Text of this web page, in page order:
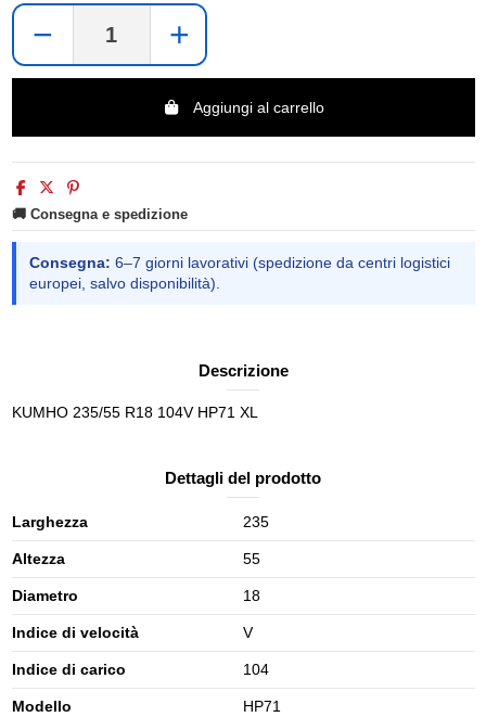
− +
Aggiungi al carrello
🚚 Consegna e spedizione
Consegna: 6–7 giorni lavorativi (spedizione da centri logistici
europei, salvo disponibilità).
Descrizione
KUMHO 235/55 R18 104V HP71 XL
Dettagli del prodotto
Larghezza 235
Altezza 55
Diametro 18
Indice di velocità V
Indice di carico 104
Modello HP71